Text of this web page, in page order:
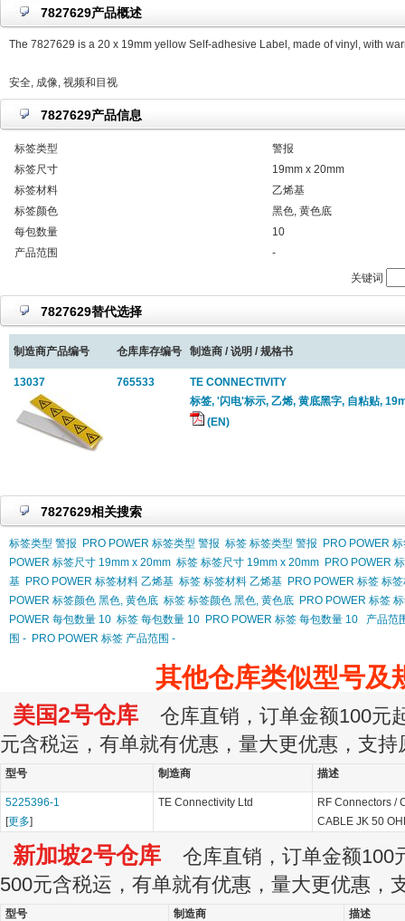
7827629产品概述
The 7827629 is a 20 x 19mm yellow Self-adhesive Label, made of vinyl, with
安全, 成像, 视频和目视
7827629产品信息
标签类型
警报
标签尺寸
19mm x 20mm
标签材料
乙烯基
标签颜色
黑色, 黄色底
每包数量
10
产品范围
-
关键词
7827629替代选择
制造商产品编号 仓库库存编号 制造商 / 说明 / 规格书
13037 765533
TE CONNECTIVITY
标签, '闪电'标示, 乙烯, 黄底黑字, 自粘贴,
(EN)
7827629相关搜索
标签类型 警报 PRO POWER 标签类型 警报 标签 标签类型 警报
PRO POWER
POWER 标签尺寸 19mm x 20mm 标签 标签尺寸 19mm x 20mm PRO POWER
基 PRO POWER 标签材料 乙烯基 标签 标签材料 乙烯基 PRO POWER 标签 标
POWER 标签颜色 黑色, 黄色底 标签 标签颜色 黑色, 黄色底 PRO POWER 标签
POWER 每包数量 10 标签 每包数量 10 PRO POWER 标签 每包数量 10
产品范
围 - PRO POWER 标签 产品范围 -
其他仓库类似型号及
美国2号仓库 仓库直销，订单金额100元
元含税运，有单就有优惠，量大更优惠，支持
型号 制造商 描述
5225396-1
[更多]
TE Connectivity Ltd
RF Connectors /
CABLE JK 50
新加坡2号仓库 仓库直销，订单金额100
500元含税运，有单就有优惠，量大更优惠，
型号 制造商 描述